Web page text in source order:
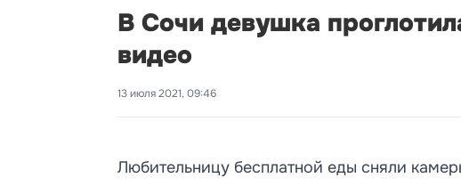
В Сочи девушка
видео
13 июля 2021, 09:46
Любительницу бесплатной еды сняли